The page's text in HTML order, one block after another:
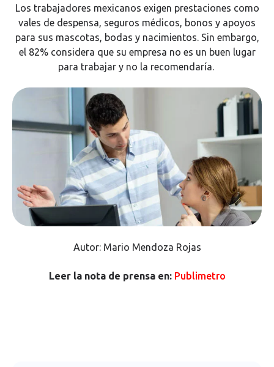
Los trabajadores mexicanos exigen prestaciones como
vales de despensa, seguros médicos, bonos y apoyos
para sus mascotas, bodas y nacimientos. Sin embargo,
el 82% considera que su empresa no es un buen lugar
para trabajar y no la recomendaría.
Autor: Mario Mendoza Rojas
Leer la nota de prensa en: Publimetro